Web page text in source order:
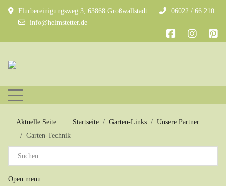
Flurbereinigungsweg 3, 63868 Großwallstadt
06022 / 66 210
info@helmstetter.de
Mobile Menu Toggle
Aktuelle Seite: Startseite Garten-Links
Unsere Partner
Garten-Technik
Open menu